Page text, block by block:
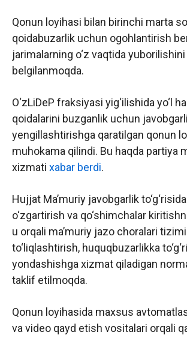
Qonun loyihasi bilan birinchi marta
qoidabuzarlik uchun ogohlantirish
jarimalarning o‘z vaqtida yuborilishini
belgilanmoqda.
O‘zLiDeP fraksiyasi yig‘ilishida yo‘l
qoidalarini buzganlik uchun
yengillashtirishga qaratilgan qonun
muhokama qilindi. Bu haqda partiya
xizmati xabar berdi.
Hujjat Ma’muriy javobgarlik
o‘zgartirish va qo‘shimchalar
u orqali ma’muriy jazo choralari
to‘liqlashtirish, huquqbuzarlikka
yondashishga xizmat qiladigan
taklif etilmoqda.
Qonun loyihasida maxsus
va video qayd etish vositalari orqali